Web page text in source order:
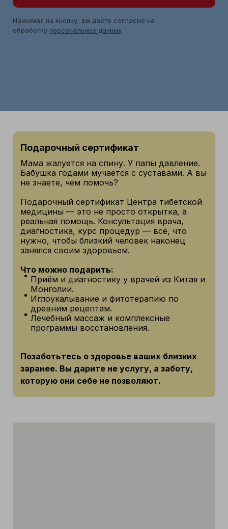
Нажимая на кнопку, вы даете согласие на
обработку персональных данных
Подарочный сертификат
Мама жалуется на спину. У папы давление.
Бабушка годами мучается с суставами. А вы
не знаете, чем помочь?
Подарочный сертификат Центра тибетской
медицины — это не просто открытка, а
реальная помощь. Консультация врача,
диагностика, курс процедур — всё, что
нужно, чтобы близкий человек наконец
занялся своим здоровьем.
Что можно подарить:
Приём и диагностику у врачей из Китая и
Монголии.
Иглоукалывание и фитотерапию по
древним рецептам.
Лечебный массаж и комплексные
программы восстановления.
Позаботьтесь о здоровье ваших близких
заранее. Вы дарите не услугу, а заботу,
которую они себе не позволяют.